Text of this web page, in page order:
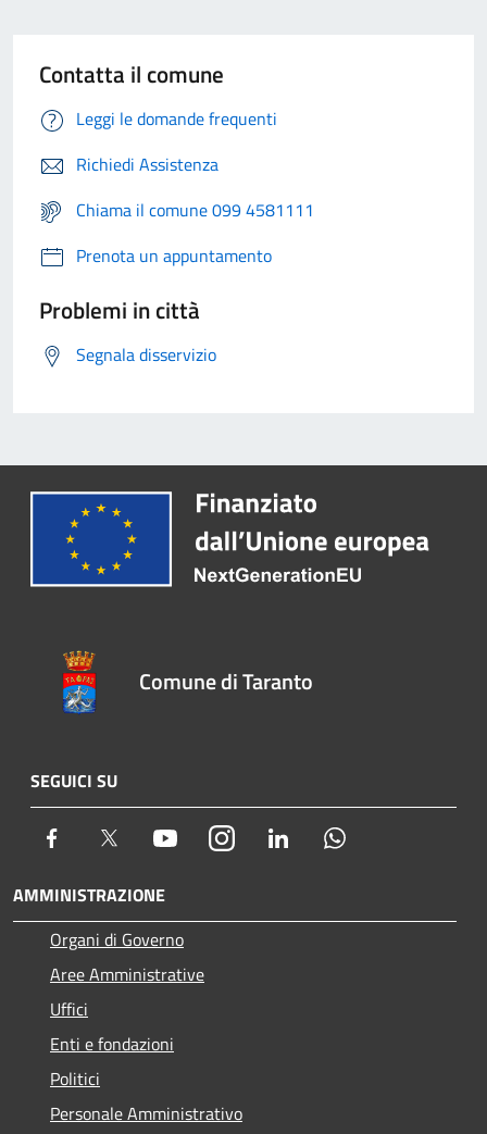
Contatta il comune
Leggi le domande frequenti
Richiedi Assistenza
Chiama il comune 099 4581111
Prenota un appuntamento
Problemi in città
Segnala disservizio
Comune di Taranto
SEGUICI SU
Facebook Twitter YoutubeInstagram LinkedIn
AMMINISTRAZIONE
Organi di Governo
Aree Amministrative
Uffici
Enti e fondazioni
Politici
Personale Amministrativo